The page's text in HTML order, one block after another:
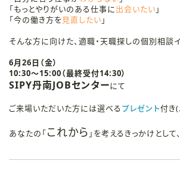
「もっとやりがいのある仕事に出会いたい 」
「今の働き方を見直したい 」
そんな方に向けた、適職・天職探しの個別相談
6月26日（金）
10:30～15:00（最終受付14:30）
SIPY丹南JOBセンターにて
ご来場いただいた方には選べる プレゼント付
あなたの「これから 」を考えるきっかけとして